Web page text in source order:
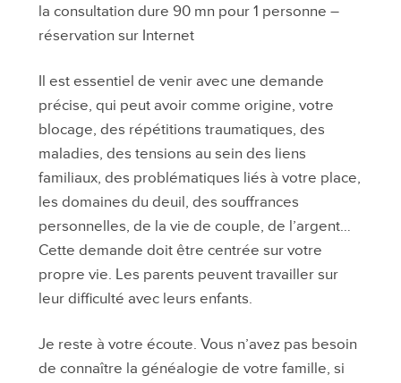
la consultation dure 90 mn pour 1 personne –
réservation sur Internet
Il est essentiel de venir avec une demande
précise, qui peut avoir comme origine, votre
blocage, des répétitions traumatiques, des
maladies, des tensions au sein des liens
familiaux, des problématiques liés à votre place,
les domaines du deuil, des souffrances
personnelles, de la vie de couple, de l’argent…
Cette demande doit être centrée sur votre
propre vie. Les parents peuvent travailler sur
leur difficulté avec leurs enfants.
Je reste à votre écoute. Vous n’avez pas besoin
de connaître la généalogie de votre famille, si